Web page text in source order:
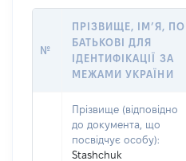
№
ПРІЗВИЩЕ, ІМ’Я, ПО
БАТЬКОВІ ДЛЯ
ІДЕНТИФІКАЦІЇ ЗА
МЕЖАМИ УКРАЇНИ
Прізвище (відповідно
до документа, що
посвідчує особу):
Stashchuk